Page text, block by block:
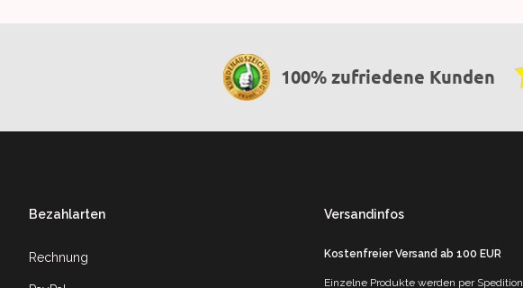
100% zufriedene Kunden
Bezahlarten
Rechnung
Versandinfos
Kostenfreier Versand ab 100 EUR
Einzelne Produkte werden per Spedition